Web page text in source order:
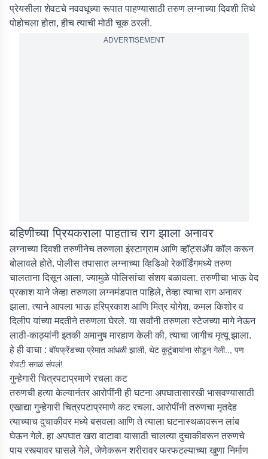
प्रेयसीला शेवटचे नववधूच्या रूपात पाहण्यासाठी तरुण लग्नाच्या दिवशी तिथे
पोहोचला होता, हीच त्याची मोठी चूक ठरली.
ADVERTISEMENT
बहिणीच्या प्रियकराला पाहताच राग झाला अनावर
लग्नाच्या दिवशी तरुणीनेच तरुणला इंस्टाग्राम आणि व्हॉट्सॲप कॉल करून
बोलावले होते. पोलीस तपासात लग्नाच्या व्हिडिओ रेकॉर्डिंगमध्ये तरुण
चालताना दिसून आला, ज्यामुळे पोलिसांचा संशय बळावला. तरुणीचा भाऊ वेद
प्रकाश याने जेव्हा तरुणला लग्नमंडपात पाहिले, तेव्हा त्याचा राग अनावर
झाला. त्याने आपला भाऊ हरिप्रकाश आणि मित्र योगेश, कमल किशोर व
दिलीप यांच्या मदतीने तरुणला घेरले. या सर्वांनी तरुणला स्टेजच्या मागे नेऊन
लाठी-काठ्यांनी इतकी अमानुष मारहाण केली की, त्याचा जागीच मृत्यू झाला.
हे ही वाचा : बॉयफ्रेंडच्या प्रेमात आंधळी झाली, थेट कुटुंबायांना सोडून गेली.., पण
शेवटी सगळं संपलं!
गुन्हेगारी चित्रपटाप्रमाणे रचला कट
तरुणची हत्या केल्यानंतर आरोपींनी ही घटना अपघातासारखी भासवण्यासाठी
एखाद्या गुन्हेगारी चित्रपटाप्रमाणे कट रचला. आरोपींनी तरुणचा मृतदेह
त्याच्याच दुचाकीवर मध्ये बसवला आणि ते त्याला घटनास्थळावरून लांब
घेऊन गेले. हा अपघात खरा वाटावा यासाठी चालत्या दुचाकीवरून तरुणचे
पाय रस्त्यावर घासले गेले, जेणेकरून शरीरावर फरफटल्याच्या खुणा निर्माण